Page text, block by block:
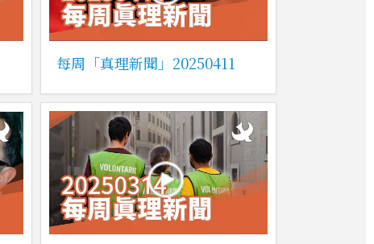
每周「真理新聞」20250411